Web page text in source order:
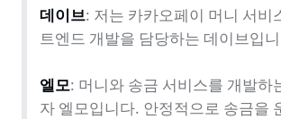
데이브: 저는 카카오페이 머니 서비
트엔드 개발을 담당하는 데이브입
엘모: 머니와 송금 서비스를 개발하
자 엘모입니다. 안정적으로 송금을